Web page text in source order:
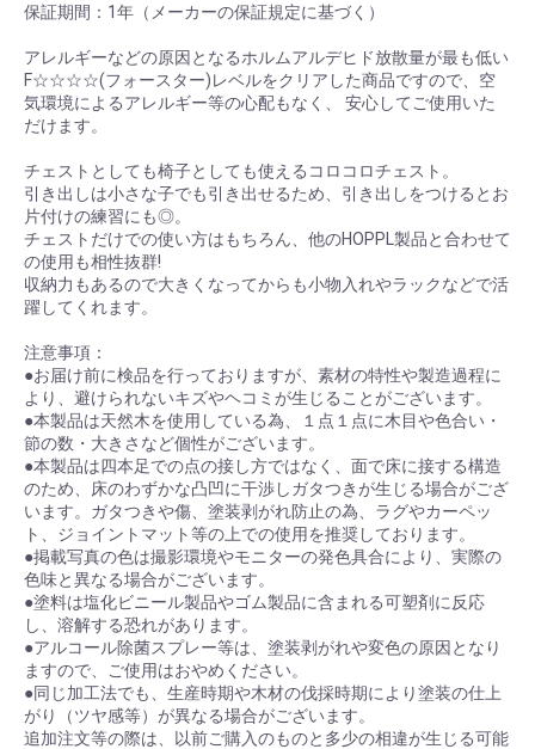
保証期間：1年（メーカーの保証規定に基づく）
アレルギーなどの原因となるホルムアルデヒド放散量が最も低い
F☆☆☆☆(フォースター)レベルをクリアした商品ですので、空
気環境によるアレルギー等の心配もなく、 安心してご使用いた
だけます。
チェストとしても椅子としても使えるコロコロチェスト。
引き出しは小さな子でも引き出せるため、引き出しをつけるとお
片付けの練習にも◎。
チェストだけでの使い方はもちろん、他のHOPPL製品と合わせて
の使用も相性抜群!
収納力もあるので大きくなってからも小物入れやラックなどで活
躍してくれます。
注意事項：
●お届け前に検品を行っておりますが、素材の特性や製造過程に
より、避けられないキズやヘコミが生じることがございます。
●本製品は天然木を使用している為、１点１点に木目や色合い・
節の数・大きさなど個性がございます。
●本製品は四本足での点の接し方ではなく、面で床に接する構造
のため、床のわずかな凸凹に干渉しガタつきが生じる場合がござ
います。ガタつきや傷、塗装剥がれ防止の為、ラグやカーペッ
ト、ジョイントマット等の上での使用を推奨しております。
●掲載写真の色は撮影環境やモニターの発色具合により、実際の
色味と異なる場合がございます。
●塗料は塩化ビニール製品やゴム製品に含まれる可塑剤に反応
し、溶解する恐れがあります。
●アルコール除菌スプレー等は、塗装剥がれや変色の原因となり
ますので、ご使用はおやめください。
●同じ加工法でも、生産時期や木材の伐採時期により塗装の仕上
がり（ツヤ感等）が異なる場合がございます。
追加注文等の際は、以前ご購入のものと多少の相違が生じる可能